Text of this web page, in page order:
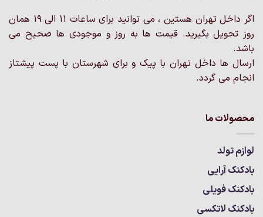
اگر داخل تهران هستین ، می توانید برای ساعات 11 الی 19 همان
روز تحویل بگیرید. قیمت ها به روز و موجودی ها صحیح می
باشد.
ارسال ها داخل تهران با پیک و برای شهرستان با پست پیشتاز
انجام می گردد.
محصولات ما
لوازم تولد
بادکنک آرایی
بادکنک فویلی
بادکنک لاتکسی